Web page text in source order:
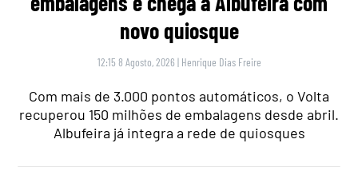
novo quiosque
12:15 8 Agosto, 2026 | Henrique Dias Freire
Com mais de 3.000 pontos automáticos, o Volta
recuperou 150 milhões de embalagens desde abril.
Albufeira já integra a rede de quiosques